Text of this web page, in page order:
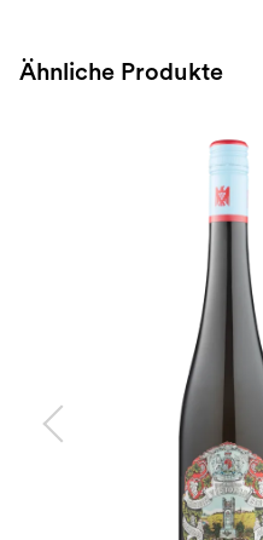
Ähnliche Produkte